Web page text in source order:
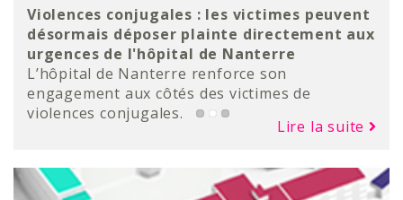
L’Hôpital de Nanterre se dote d’un scanner
intégrant l’intelligence artificielle
L’Hôpital de Nanterre vient de franchir une
étape importante dans la modernisation de
son plateau technique avec l’acquisition d’un
nouveau scanner de dernière génération.
Violences conjugales : les victimes peuvent
désormais déposer plainte directement aux
urgences de l'hôpital de Nanterre
L’hôpital de Nanterre renforce son
engagement aux côtés des victimes de
violences conjugales.
Lire la suite
Parcours Diane : dispositif d’aide et de
soins pour les femmes victimes de
violences
Une équipe dédiée pour accompagner les
femmes victimes de violences